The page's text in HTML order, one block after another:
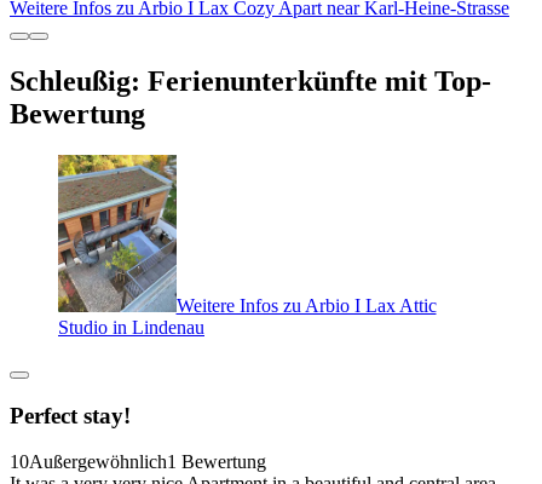
Weitere Infos zu Arbio I Lax Cozy Apart near Karl-Heine-Strasse
Schleußig: Ferienunterkünfte mit Top-
Bewertung
Weitere Infos zu Arbio I Lax Attic
Studio in Lindenau
Perfect stay!
10Außergewöhnlich1 Bewertung